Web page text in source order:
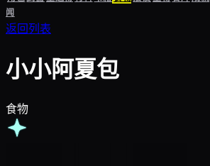
闻
返回列表
小小阿夏包
食物